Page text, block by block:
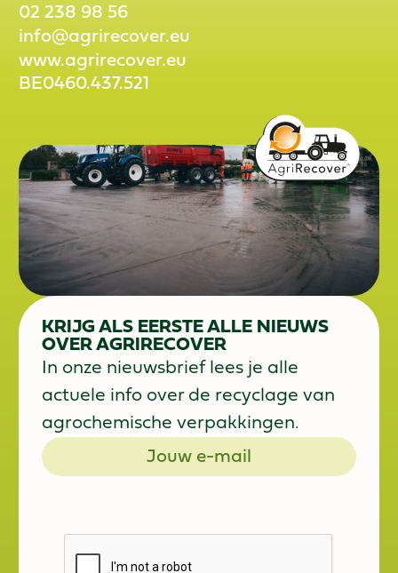
02 238 98 56
02 238 98 56
info@agrirecover.eu
info@agrirecover.eu
www.agrirecover.eu
www.agrirecover.eu
BE0460.437.521
BE0460.437.521
KRIJG ALS EERSTE ALLE NIEUWS
OVER AGRIRECOVER
In onze nieuwsbrief lees je alle
actuele info over de recyclage van
agrochemische verpakkingen.